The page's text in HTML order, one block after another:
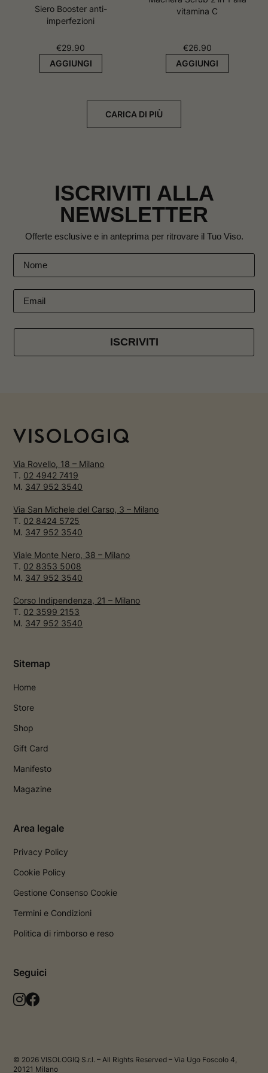
Siero Booster anti-
imperfezioni
€29.90
AGGIUNGI
vitamina C
€26.90
AGGIUNGI
CARICA DI PIÙ
ISCRIVITI ALLA
NEWSLETTER
Offerte esclusive e in anteprima per ritrovare il Tuo Viso.
ISCRIVITI
Via Rovello, 18 – Milano
T. 02 4942 7419
M. 347 952 3540
Via San Michele del Carso, 3 – Milano
T. 02 8424 5725
M. 347 952 3540
Viale Monte Nero, 38 – Milano
T. 02 8353 5008
M. 347 952 3540
Corso Indipendenza, 21 – Milano
T. 02 3599 2153
M. 347 952 3540
Sitemap
Home
Store
Shop
Gift Card
Manifesto
Magazine
Area legale
Privacy Policy
Cookie Policy
Gestione Consenso Cookie
Termini e Condizioni
Politica di rimborso e reso
Seguici
L
a
g g
© 2026 VISOLOGIQ S.r.l. – All Rights Reserved – Via Ugo Foscolo 4,
20121 Milano